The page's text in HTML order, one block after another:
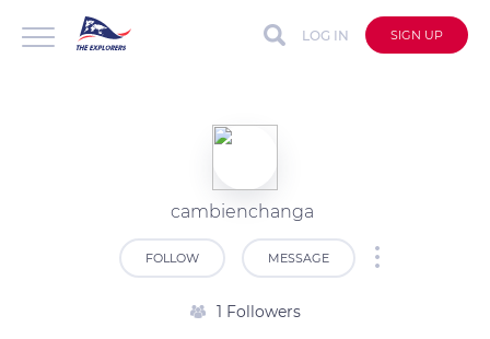
LOG IN SIGN UP
cambienchanga
FOLLOW MESSAGE
1 Followers